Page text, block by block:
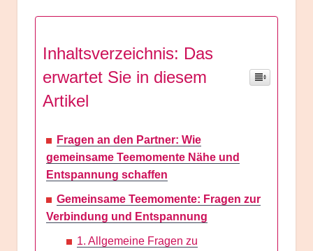
Inhaltsverzeichnis: Das
erwartet Sie in diesem
Artikel
Fragen an den Partner: Wie
gemeinsame Teemomente Nähe und
Entspannung schaffen
Gemeinsame Teemomente: Fragen zur
Verbindung und Entspannung
1. Allgemeine Fragen zu